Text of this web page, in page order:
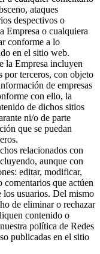
ataques
despectivos o
Empresa o cualquiera
conforme a lo
en el sitio web.
la Empresa incluyen
por terceros, con objeto
de empresas
con ello, la
de dichos sitios
ni/o de parte
que se puedan
relacionados con
aunque con
editar, modificar,
que actúen
los usuarios. Del mismo
de eliminar o rechazar
contenido o
política de Redes
publicadas en el sitio